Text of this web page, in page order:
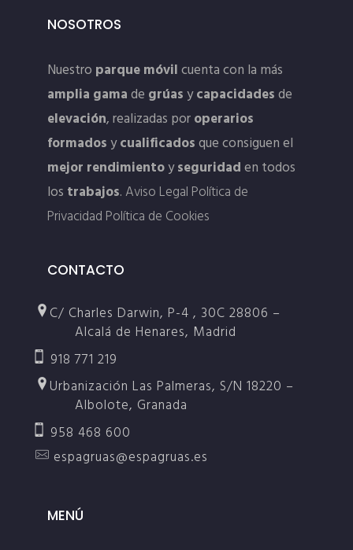
NOSOTROS
Nuestro parque móvil cuenta con la más
amplia gama de grúas ycapacidades de
elevación, realizadas por operarios
formados ycualificados que consiguen el
mejor rendimientoyseguridad en todos
los trabajos. Aviso Legal Política de
Privacidad Política de Cookies
CONTACTO
C/ Charles Darwin, P-4 , 30C 28806 –
Alcalá de Henares, Madrid
918 771 219
Urbanización Las Palmeras, S/N 18220 –
Albolote, Granada
958 468 600
espagruas@espagruas.es
MENÚ